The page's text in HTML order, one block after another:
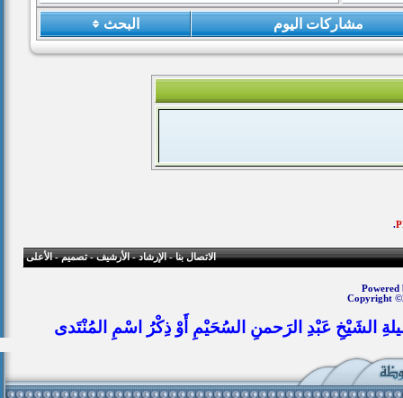
مشاركات اليوم البحث
.
الاتصال بنا-الإرشاد-الأرشيف-تصميم-الأعلى
Powered
Copyright
الشَيْخِ عَبْدِ الرَحمنِ السُحَيْمِ أَوْ ذِكْرُ اسْمِ المُنْتَدى